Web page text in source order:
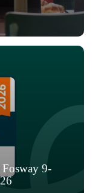
comunicam e a
a ser um
Fosway 9-